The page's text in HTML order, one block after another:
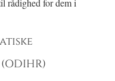
rådighed for dem i